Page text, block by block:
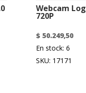
Webcam
720P
$ 50.249,50
En stock: 6
SKU: 17171